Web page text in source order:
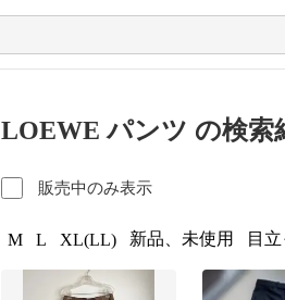
LOEWE パンツ の検索
販売中のみ表示
M L XL(LL) 新品、未使用 目